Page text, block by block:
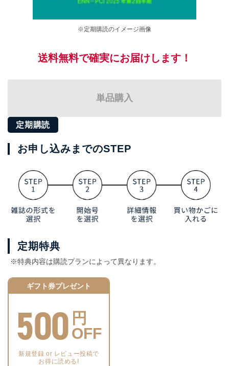
※定期購読のイメージ画像
送料無料で確実にお届けします！
単品購入
定期購読
お申し込みまでのSTEP
定期特典
※特典内容は購読プランによって異なります。
ギフト券プレゼント
500 円
OFF
新規登録 or レビュー投稿で
お得に読める!